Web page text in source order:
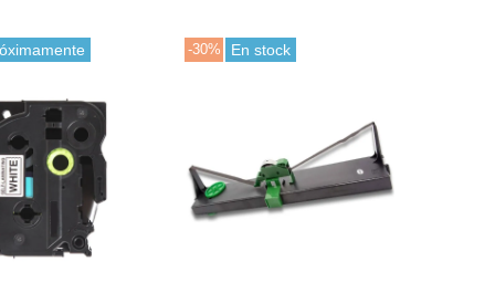
-30% En stock